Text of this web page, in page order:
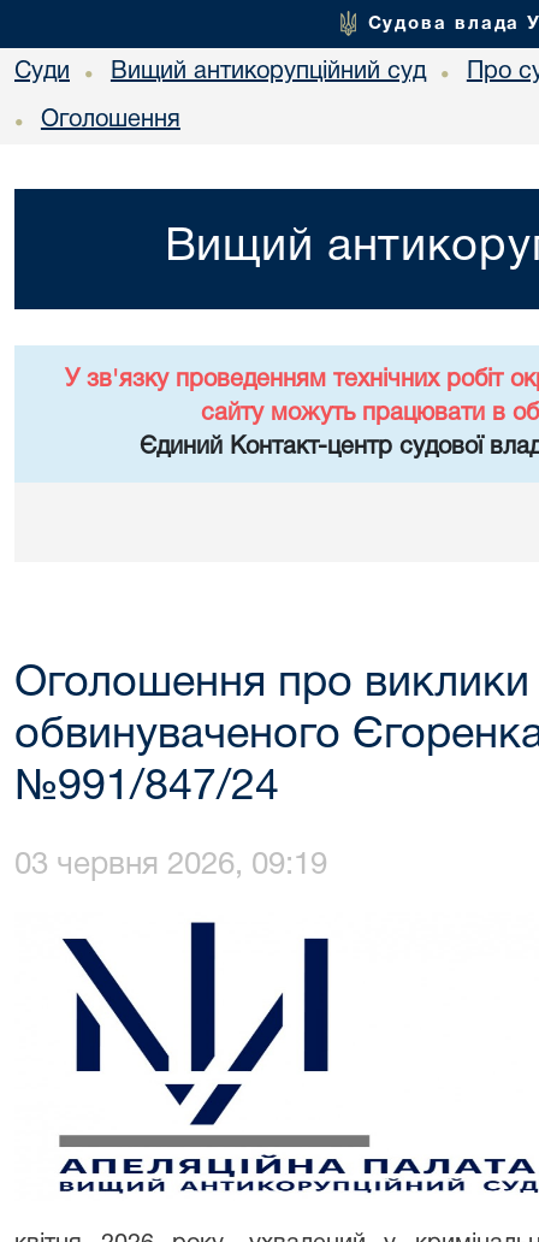
Судова влада
Суди • Вищий антикорупційний суд • Про
• Оголошення
Вищий
У зв'язку проведенням технічних робіт
сайту можуть працювати в
Єдиний Контакт-центр судової
Оголошення про виклики
обвинуваченого
№991/847/24
03 червня 2026, 09:19